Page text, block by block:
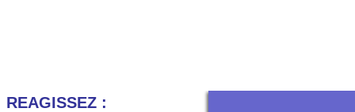
REAGISSEZ :